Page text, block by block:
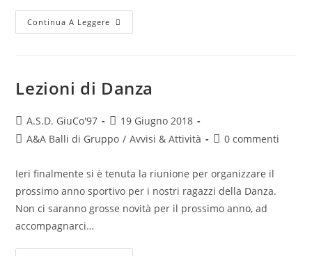
Continua A Leggere
Lezioni di Danza
A.S.D. GiuCo'97
19 Giugno 2018
A&A Balli di Gruppo / Avvisi & Attività 0 commenti
Ieri finalmente si è tenuta la riunione per organizzare il
prossimo anno sportivo per i nostri ragazzi della Danza.
Non ci saranno grosse novità per il prossimo anno, ad
accompagnarci…